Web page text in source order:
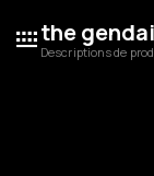
the gendai
Descriptions de